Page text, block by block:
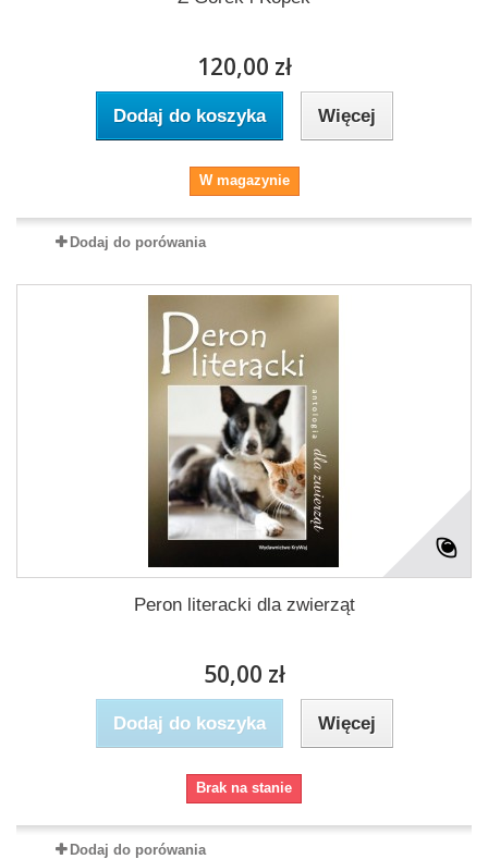
120,00 zł
Dodaj do koszyka Więcej
W magazynie
Dodaj do porówania
Peron literacki dla zwierząt
50,00 zł
Dodaj do koszyka Więcej
Brak na stanie
Dodaj do porówania